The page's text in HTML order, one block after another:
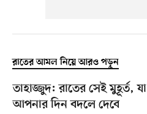
রাতের আমল নিয়ে আরও পড়ুন
তাহাজ্জুদ: রাতের সেই মুহূর্ত, যা
আপনার দিন বদলে দেবে